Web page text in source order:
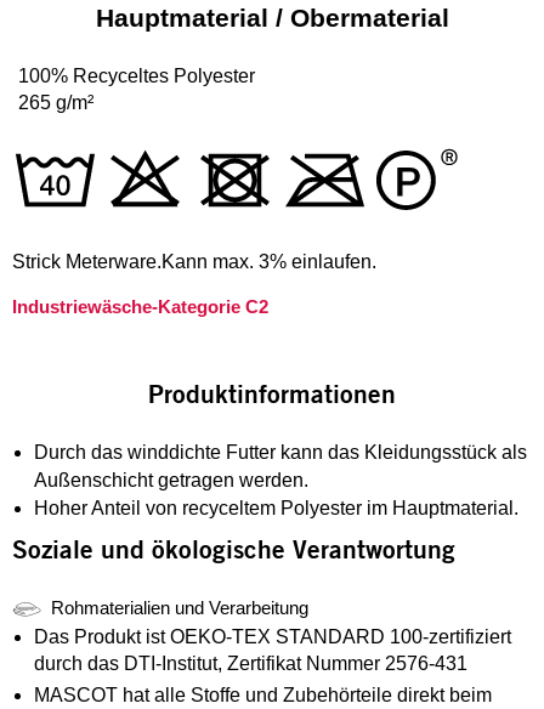
Hauptmaterial / Obermaterial
100% Recyceltes Polyester
265 g/m²
Strick Meterware.Kann max. 3% einlaufen.
Industriewäsche-Kategorie C2
Produktinformationen
Durch das winddichte Futter kann das Kleidungsstück als
Außenschicht getragen werden.
Hoher Anteil von recyceltem Polyester im Hauptmaterial.
Soziale und ökologische Verantwortung
Rohmaterialien und Verarbeitung
Das Produkt ist OEKO-TEX STANDARD 100-zertifiziert
durch das DTI-Institut, Zertifikat Nummer 2576-431
MASCOT hat alle Stoffe und Zubehörteile direkt beim